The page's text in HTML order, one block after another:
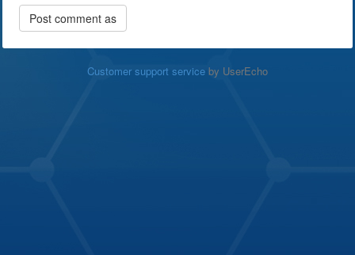
Customer support service by UserEcho